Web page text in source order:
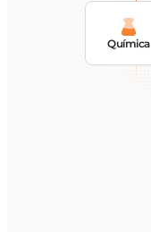
Química